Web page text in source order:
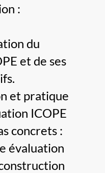
:
du
et de ses
et pratique
ICOPE
concrets :
évaluation